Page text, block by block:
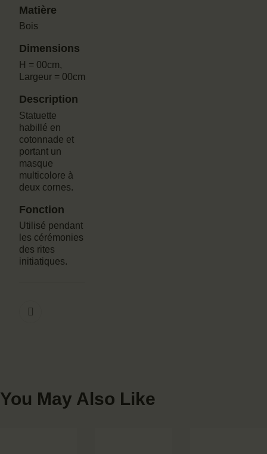
Matière
Bois
Dimensions
H = 00cm,
Largeur = 00cm
Description
Statuette
habillé en
cotonnade et
portant un
masque
multicolore à
deux cornes.
Fonction
Utilisé pendant
les cérémonies
des rites
initiatiques.
You May Also Like